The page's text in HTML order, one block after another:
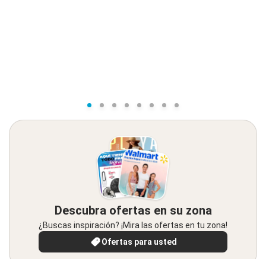
Descubra ofertas en su zona
¿Buscas inspiración? ¡Mira las ofertas en tu zona!
Ofertas para usted